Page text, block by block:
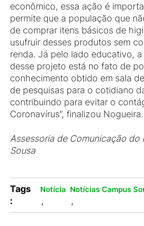
econômico, essa ação é
permite que a população que
de comprar itens básicos de
usufruir desses produtos sem
renda. Já pelo lado educativo, a
desse projeto está no fato de
conhecimento obtido em sala
de pesquisas para o cotidiano
contribuindo para evitar o
Coronavírus”, finalizou Nogueira.
Assessoria de Comunicação do
Sousa
Tags
:
Notícia
,
Notícias Campus
,